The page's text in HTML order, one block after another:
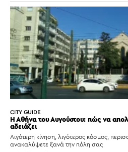
CITY GUIDE
Η Αθήνα του Αυγούστου: πώς να
αδειάζει
Λιγότερη κίνηση, λιγότερος κόσμος,
ανακαλύψετε ξανά την πόλη σας